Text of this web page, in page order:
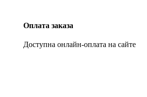
Оплата заказа
Доступна онлайн-оплата на сайте